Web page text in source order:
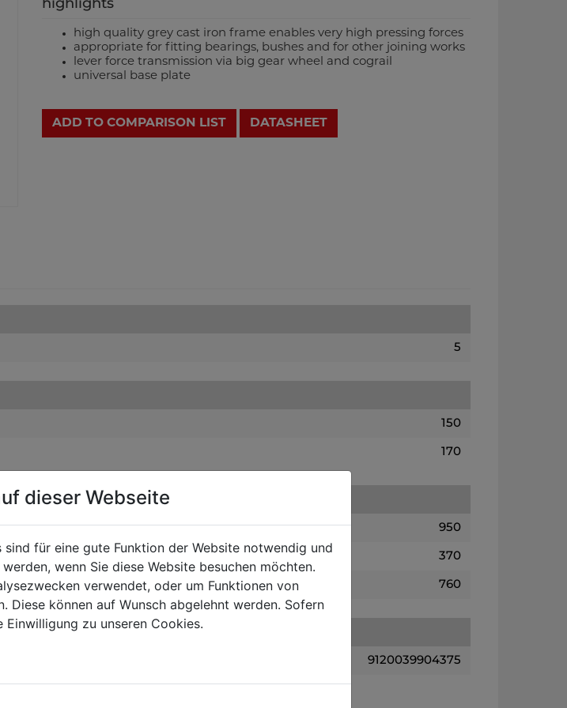
high quality grey cast iron frame enables very high pressing forces
appropriate for fitting bearings, bushes and for other joining works
lever force transmission via big gear wheel and cograil
universal base plate
ADD TO COMPARISON LIST DATASHEET
5
150
170
950
370
760
9120039904375
dieser Webseite
für eine gute Funktion der Website notwendig und
wenn Sie diese Website besuchen möchten.
verwendet, oder um Funktionen von
Diese können auf Wunsch abgelehnt werden. Sofern
Einwilligung zu unseren Cookies.